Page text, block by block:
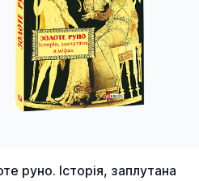
руно. Історія, заплутана